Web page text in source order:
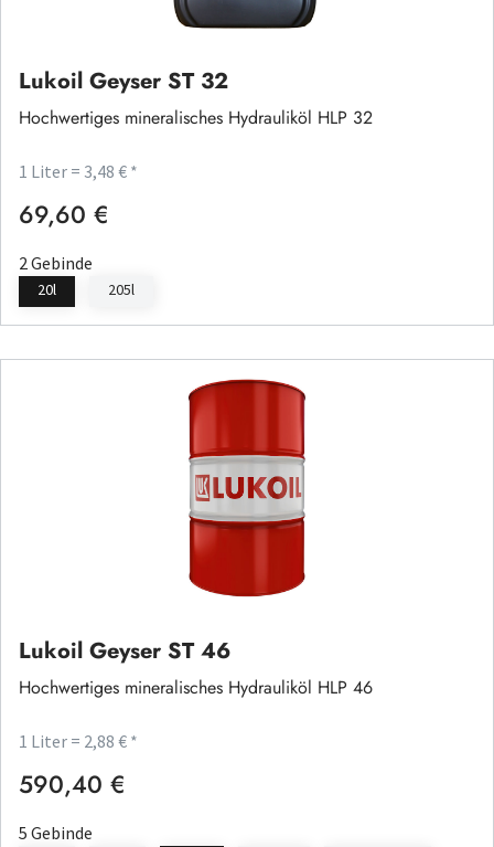
Lukoil Geyser ST 32
Hochwertiges mineralisches Hydrauliköl HLP 32
1 Liter = 3,48 € *
Regulärer Preis:
69,60 €
2 Gebinde
20l 205l
Lukoil Geyser ST 46
Hochwertiges mineralisches Hydrauliköl HLP 46
1 Liter = 2,88 € *
Regulärer Preis:
590,40 €
5 Gebinde